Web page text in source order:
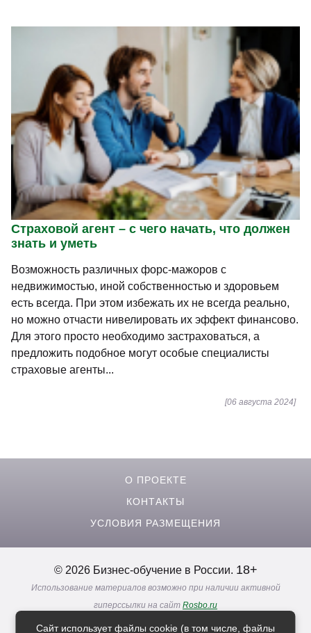
Страховой агент – с чего начать, что должен
знать и уметь
Возможность различных форс-мажоров с
недвижимостью, иной собственностью и здоровьем
есть всегда. При этом избежать их не всегда реально,
но можно отчасти нивелировать их эффект финансово.
Для этого просто необходимо застраховаться, а
предложить подобное могут особые специалисты
страховые агенты...
[06 августа 2024]
О ПРОЕКТЕ
КОНТАКТЫ
УСЛОВИЯ РАЗМЕЩЕНИЯ
© 2026 Бизнес-обучение в России. 18+
Использование материалов возможно при наличии активной
гиперссылки на сайт Rosbo.ru
Реклама. Информация о рекламодателях по ссылкам
Сайт использует файлы cookie (в том числе, файлы